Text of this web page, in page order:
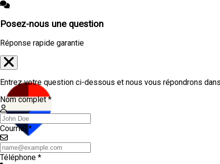
Posez-nous une question
Réponse rapide garantie
Entrez votre question ci-dessous et nous vous répondrons
Nom complet *
Courriel *
Téléphone *